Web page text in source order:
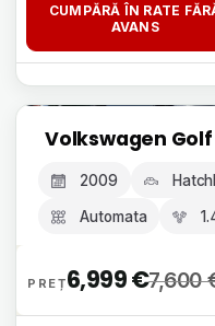
CUMPĂRĂ ÎN RATE
AVANS
GARANȚIE 12 LUNI
Volkswagen Golf
2009
Automata
7,600
6,999€